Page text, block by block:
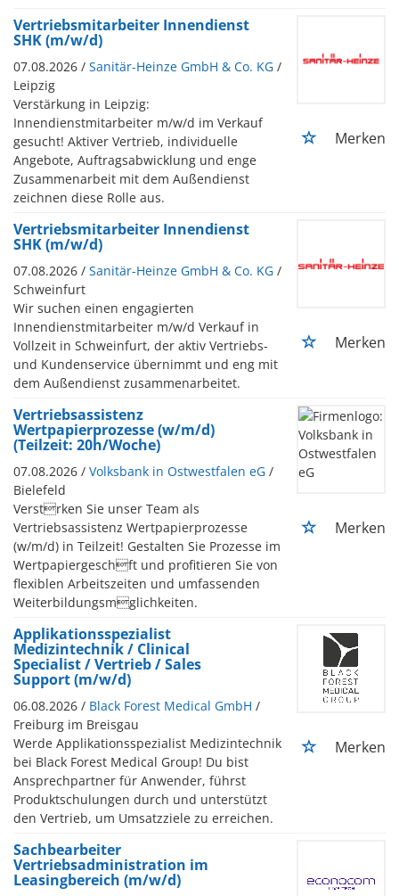
Vertriebsmitarbeiter Innendienst
SHK (m/w/d)
07.08.2026 / Sanitär-Heinze GmbH & Co. KG /
Leipzig
Verstärkung in Leipzig:
Innendienstmitarbeiter m/w/d im Verkauf
gesucht! Aktiver Vertrieb, individuelle
Angebote, Auftragsabwicklung und enge
Zusammenarbeit mit dem Außendienst
zeichnen diese Rolle aus.
Merken
Vertriebsmitarbeiter Innendienst
SHK (m/w/d)
07.08.2026 / Sanitär-Heinze GmbH & Co. KG /
Schweinfurt
Wir suchen einen engagierten
Innendienstmitarbeiter m/w/d Verkauf in
Vollzeit in Schweinfurt, der aktiv Vertriebs-
und Kundenservice übernimmt und eng mit
dem Außendienst zusammenarbeitet.
Merken
Vertriebsassistenz
Wertpapierprozesse (w/m/d)
(Teilzeit: 20h/Woche)
07.08.2026 / Volksbank in Ostwestfalen eG /
Bielefeld
Verstrken Sie unser Team als
Vertriebsassistenz Wertpapierprozesse
(w/m/d) in Teilzeit! Gestalten Sie Prozesse im
Wertpapiergeschft und profitieren Sie von
flexiblen Arbeitszeiten und umfassenden
Weiterbildungsmglichkeiten.
Merken
Applikationsspezialist
Medizintechnik / Clinical
Specialist / Vertrieb / Sales
Support (m/w/d)
06.08.2026 / Black Forest Medical GmbH /
Freiburg im Breisgau
Werde Applikationsspezialist Medizintechnik
bei Black Forest Medical Group! Du bist
Ansprechpartner für Anwender, führst
Produktschulungen durch und unterstützt
den Vertrieb, um Umsatzziele zu erreichen.
Merken
Sachbearbeiter
Vertriebsadministration im
Leasingbereich (m/w/d)